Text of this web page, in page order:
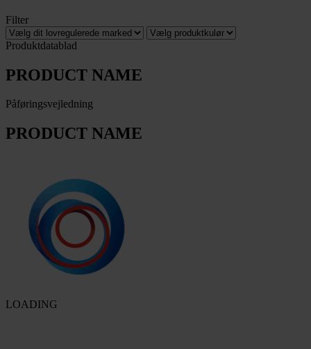
Filter
Produktdatablad
PRODUCT NAME
Påføringsvejledning
PRODUCT NAME
LOADING